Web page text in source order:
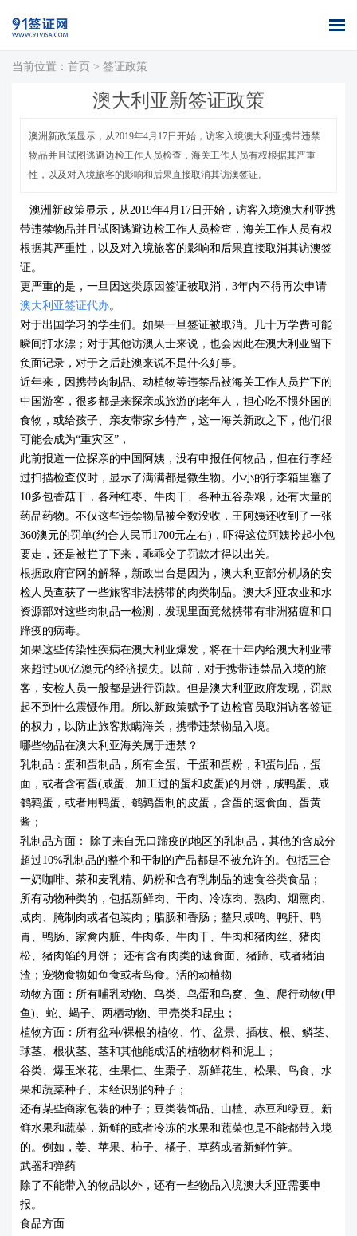
首页 全球签证
办理
签证案例
库
当前位置： 首页 > 签证政策
澳大利亚新签证政策
澳洲新政策显示，从2019年4月17日开始，访客入境澳大利亚携带违禁
物品并且试图逃避边检工作人员检查，海关工作人员有权根据其严重
性，以及对入境旅客的影响和后果直接取消其访澳签证。
澳洲新政策显示，从2019年4月17日开始，访客入境澳大利亚携
带违禁物品并且试图逃避边检工作人员检查，海关工作人员有权
根据其严重性，以及对入境旅客的影响和后果直接取消其访澳签
证。
更严重的是，一旦因这类原因签证被取消，3年内不得再次申请
澳大利亚签证代办。
对于出国学习的学生们。如果一旦签证被取消。几十万学费可能
瞬间打水漂；对于其他访澳人士来说，也会因此在澳大利亚留下
负面记录，对于之后赴澳来说不是什么好事。
近年来，因携带肉制品、动植物等违禁品被海关工作人员拦下的
中国游客，很多都是来探亲或旅游的老年人，担心吃不惯外国的
食物，或给孩子、亲友带家乡特产，这一海关新政之下，他们很
可能会成为“重灾区”，
此前报道一位探亲的中国阿姨，没有申报任何物品，但在行李经
过扫描检查仪时，显示了满满都是微生物。小小的行李箱里塞了
10多包香菇干，各种红枣、牛肉干、各种五谷杂粮，还有大量的
药品药物。不仅这些违禁物品被全数没收，王阿姨还收到了一张
360澳元的罚单(约合人民币1700元左右)，吓得这位阿姨拎起小包
要走，还是被拦了下来，乖乖交了罚款才得以出关。
根据政府官网的解释，新政出台是因为，澳大利亚部分机场的安
检人员查获了一些旅客非法携带的肉类制品。澳大利亚农业和水
资源部对这些肉制品一检测，发现里面竟然携带有非洲猪瘟和口
蹄疫的病毒。
如果这些传染性疾病在澳大利亚爆发，将在十年内给澳大利亚带
来超过500亿澳元的经济损失。以前，对于携带违禁品入境的旅
客，安检人员一般都是进行罚款。但是澳大利亚政府发现，罚款
起不到什么震慑作用。所以新政策赋予了边检官员取消访客签证
的权力，以防止旅客欺瞒海关，携带违禁物品入境。
哪些物品在澳大利亚海关属于违禁？
乳制品：蛋和蛋制品，所有全蛋、干蛋和蛋粉，和蛋制品，蛋
面，或者含有蛋(咸蛋、加工过的蛋和皮蛋)的月饼，咸鸭蛋、咸
鹌鹑蛋，或者用鸭蛋、鹌鹑蛋制的皮蛋，含蛋的速食面、蛋黄
酱；
乳制品方面： 除了来自无口蹄疫的地区的乳制品，其他的含成分
超过10%乳制品的整个和干制的产品都是不被允许的。包括三合
一奶咖啡、茶和麦乳精、奶粉和含有乳制品的速食谷类食品；
所有动物种类的，包括新鲜肉、干肉、冷冻肉、熟肉、烟熏肉、
咸肉、腌制肉或者包装肉；腊肠和香肠；整只咸鸭、鸭肝、鸭
胃、鸭肠、家禽内脏、牛肉条、牛肉干、牛肉和猪肉丝、猪肉
松、猪肉馅的月饼； 还有含有肉类的速食面、猪蹄、或者猪油
渣；宠物食物如鱼食或者鸟食。活的动植物
动物方面：所有哺乳动物、鸟类、鸟蛋和鸟窝、鱼、爬行动物(甲
鱼)、蛇、蝎子、两栖动物、甲壳类和昆虫；
植物方面：所有盆种/裸根的植物、竹、盆景、插枝、根、鳞茎、
球茎、根状茎、茎和其他能成活的植物材料和泥土；
谷类、爆玉米花、生果仁、生栗子、新鲜花生、松果、鸟食、水
果和蔬菜种子、未经识别的种子；
还有某些商家包装的种子；豆类装饰品、山楂、赤豆和绿豆。新
鲜水果和蔬菜，新鲜的或者冷冻的水果和蔬菜也是不能都带入境
的。例如，姜、苹果、柿子、橘子、草药或者新鲜竹笋。
武器和弹药
除了不能带入的物品以外，还有一些物品入境澳大利亚需要申
报。
食品方面